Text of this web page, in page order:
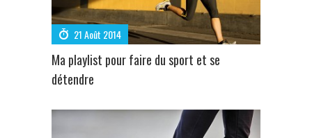
21 Août 2014
Ma playlist pour faire du sport et se
détendre